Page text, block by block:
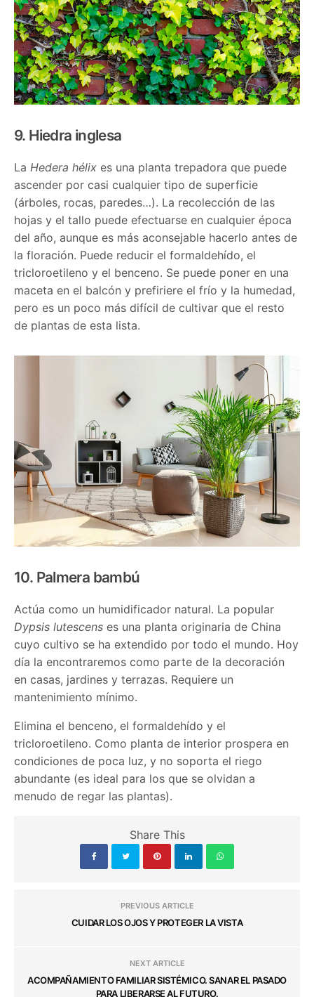
9. Hiedra inglesa
LaHedera hélix es una planta trepadora que puede
ascender por casi cualquier tipo de superficie
(árboles, rocas, paredes…). La recolección de las
hojas y el tallo puede efectuarse en cualquier época
del año, aunque es más aconsejable hacerlo antes de
la floración. Puede reducir el formaldehído, el
tricloroetileno y el benceno. Se puede poner en una
maceta en el balcón y prefiriere el frío y la humedad,
pero es un poco más difícil de cultivar que el resto
de plantas de esta lista.
10. Palmera bambú
Actúa como un humidificador natural. La popular
Dypsis lutescens es una planta originaria de China
cuyo cultivo se ha extendido por todo el mundo. Hoy
día la encontraremos como parte de la decoración
en casas, jardines y terrazas. Requiere un
mantenimiento mínimo.
Elimina el benceno, el formaldehído y el
tricloroetileno. Como planta de interior prospera en
condiciones de poca luz, y no soporta el riego
abundante (es ideal para los que se olvidan a
menudo de regar las plantas).
Share This
PREVIOUS ARTICLE
CUIDAR LOS OJOS Y PROTEGER LA VISTA
NEXT ARTICLE
ACOMPAÑAMIENTO FAMILIAR SISTÉMICO. SANAR EL PASADO
PARA LIBERARSE AL FUTURO.